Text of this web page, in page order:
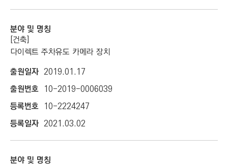
[건축]
다이렉트 주차유도 카메라 장치
2019.01.17
10-2019-0006039
10-2224247
2021.03.02